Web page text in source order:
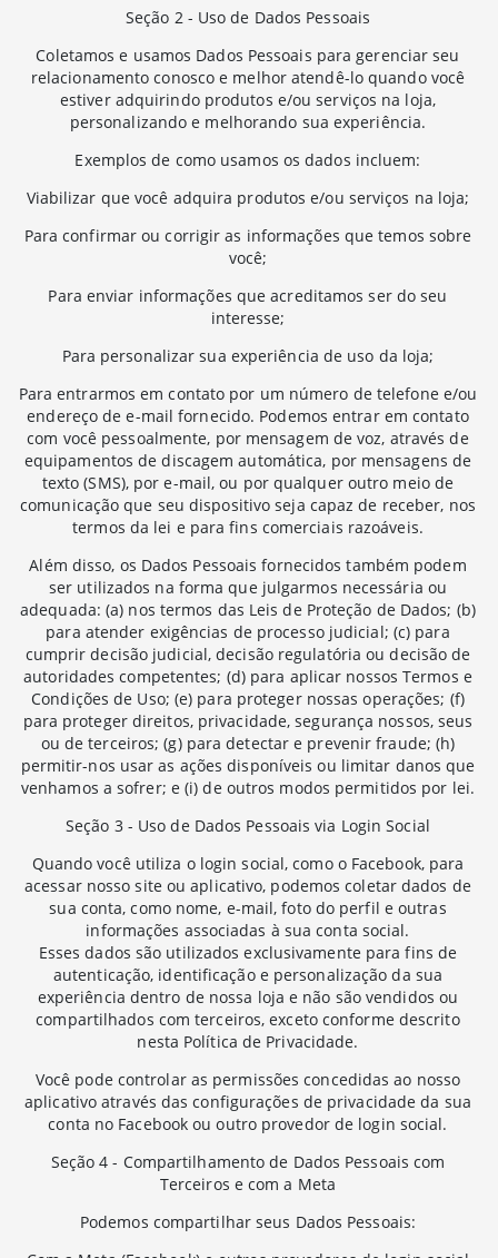
Seção 2 - Uso de Dados Pessoais
Coletamos e usamos Dados Pessoais para gerenciar seu
relacionamento conosco e melhor atendê-lo quando você
estiver adquirindo produtos e/ou serviços na loja,
personalizando e melhorando sua experiência.
Exemplos de como usamos os dados incluem:
Viabilizar que você adquira produtos e/ou serviços na loja;
Para confirmar ou corrigir as informações que temos sobre
você;
Para enviar informações que acreditamos ser do seu
interesse;
Para personalizar sua experiência de uso da loja;
Para entrarmos em contato por um número de telefone e/ou
endereço de e-mail fornecido. Podemos entrar em contato
com você pessoalmente, por mensagem de voz, através de
equipamentos de discagem automática, por mensagens de
texto (SMS), por e-mail, ou por qualquer outro meio de
comunicação que seu dispositivo seja capaz de receber, nos
termos da lei e para fins comerciais razoáveis.
Além disso, os Dados Pessoais fornecidos também podem
ser utilizados na forma que julgarmos necessária ou
adequada: (a) nos termos das Leis de Proteção de Dados; (b)
para atender exigências de processo judicial; (c) para
cumprir decisão judicial, decisão regulatória ou decisão de
autoridades competentes; (d) para aplicar nossos Termos e
Condições de Uso; (e) para proteger nossas operações; (f)
para proteger direitos, privacidade, segurança nossos, seus
ou de terceiros; (g) para detectar e prevenir fraude; (h)
permitir-nos usar as ações disponíveis ou limitar danos que
venhamos a sofrer; e (i) de outros modos permitidos por lei.
Seção 3 - Uso de Dados Pessoais via Login Social
Quando você utiliza o login social, como o Facebook, para
acessar nosso site ou aplicativo, podemos coletar dados de
sua conta, como nome, e-mail, foto do perfil e outras
informações associadas à sua conta social.
Esses dados são utilizados exclusivamente para fins de
autenticação, identificação e personalização da sua
experiência dentro de nossa loja e não são vendidos ou
compartilhados com terceiros, exceto conforme descrito
nesta Política de Privacidade.
Você pode controlar as permissões concedidas ao nosso
aplicativo através das configurações de privacidade da sua
conta no Facebook ou outro provedor de login social.
Seção 4 - Compartilhamento de Dados Pessoais com
Terceiros e com a Meta
Podemos compartilhar seus Dados Pessoais: